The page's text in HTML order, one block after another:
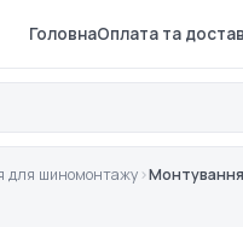
ГоловнаОплата та
для шиномонтажу ›Монтування